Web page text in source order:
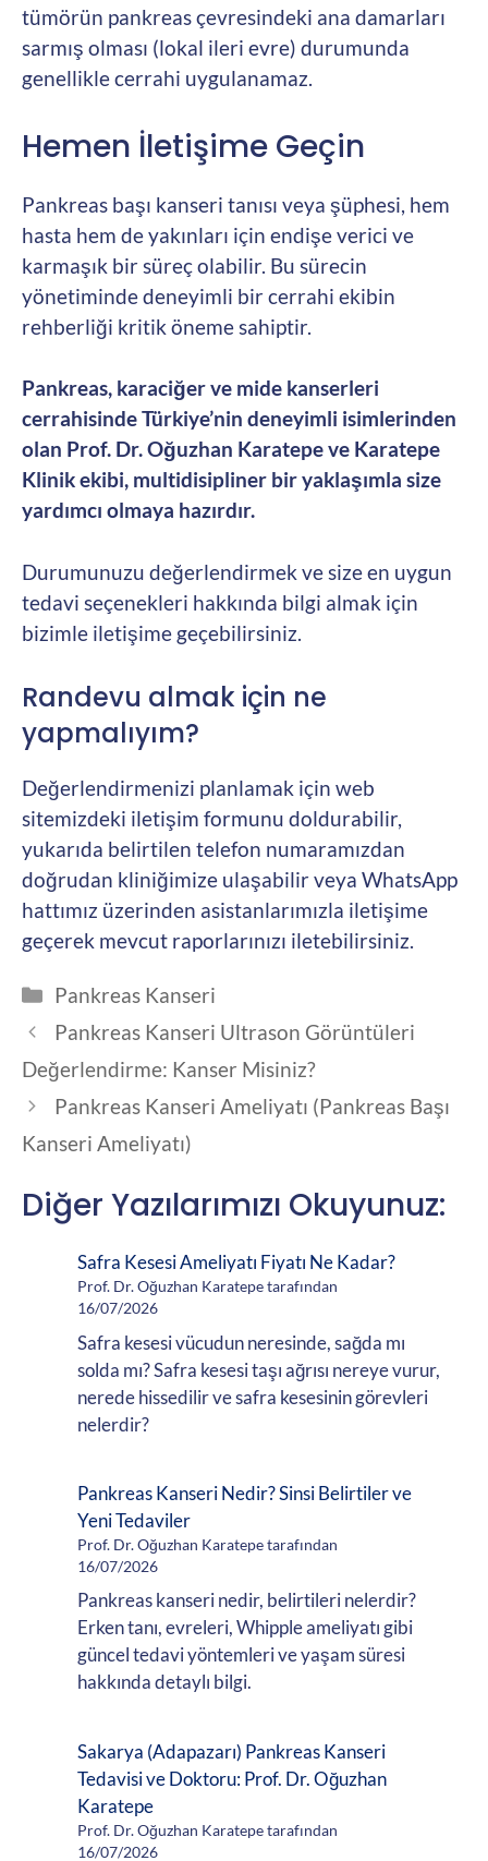
tümörün pankreas çevresindeki ana damarları
sarmış olması (lokal ileri evre) durumunda
genellikle cerrahi uygulanamaz.
Hemen İletişime Geçin
Pankreas başı kanseri tanısı veya şüphesi, hem
hasta hem de yakınları için endişe verici ve
karmaşık bir süreç olabilir. Bu sürecin
yönetiminde deneyimli bir cerrahi ekibin
rehberliği kritik öneme sahiptir.
Pankreas, karaciğer ve mide kanserleri
cerrahisinde Türkiye’nin deneyimli isimlerinden
olan Prof. Dr. Oğuzhan Karatepe ve Karatepe
Klinik ekibi, multidisipliner bir yaklaşımla size
yardımcı olmaya hazırdır.
Durumunuzu değerlendirmek ve size en uygun
tedavi seçenekleri hakkında bilgi almak için
bizimle iletişime geçebilirsiniz.
Randevu almak için ne
yapmalıyım?
Değerlendirmenizi planlamak için web
sitemizdeki iletişim formunu doldurabilir,
yukarıda belirtilen telefon numaramızdan
doğrudan kliniğimize ulaşabilir veya WhatsApp
hattımız üzerinden asistanlarımızla iletişime
geçerek mevcut raporlarınızı iletebilirsiniz.
Kategoriler
Pankreas Kanseri
Pankreas Kanseri Ultrason Görüntüleri
Değerlendirme: Kanser Misiniz?
Pankreas Kanseri Ameliyatı (Pankreas Başı
Kanseri Ameliyatı)
Diğer Yazılarımızı Okuyunuz:
Safra Kesesi Ameliyatı Fiyatı Ne Kadar?
Prof. Dr. Oğuzhan Karatepe tarafından
16/07/2026
Safra kesesi vücudun neresinde, sağda mı
solda mı? Safra kesesi taşı ağrısı nereye vurur,
nerede hissedilir ve safra kesesinin görevleri
nelerdir?
Pankreas Kanseri Nedir? Sinsi Belirtiler ve
Yeni Tedaviler
Prof. Dr. Oğuzhan Karatepe tarafından
16/07/2026
Pankreas kanseri nedir, belirtileri nelerdir?
Erken tanı, evreleri, Whipple ameliyatı gibi
güncel tedavi yöntemleri ve yaşam süresi
hakkında detaylı bilgi.
Sakarya (Adapazarı) Pankreas Kanseri
Tedavisi ve Doktoru: Prof. Dr. Oğuzhan
Karatepe
Prof. Dr. Oğuzhan Karatepe tarafından
16/07/2026